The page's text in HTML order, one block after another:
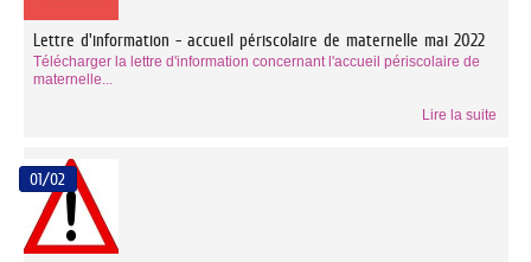
Lettre d'information - accueil périscolaire de maternelle mai 2022
Télécharger la lettre d'information concernant l'accueil périscolaire de
maternelle...
Lire la suite
01/02